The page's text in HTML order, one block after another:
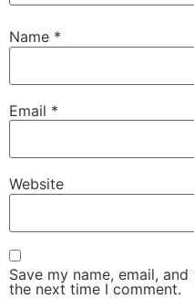
Name *
Email *
Website
Save my name, email,
the next time I comment.